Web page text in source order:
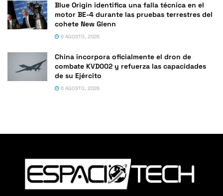
Blue Origin identifica una falla técnica en el
motor BE-4 durante las pruebas terrestres del
cohete New Glenn
6 AGOSTO, 2026
China incorpora oficialmente el dron de
combate KVD002 y refuerza las capacidades
de su Ejército
6 AGOSTO, 2026